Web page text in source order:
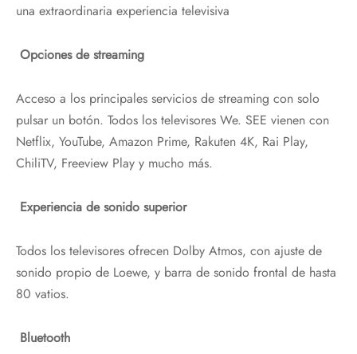
una extraordinaria experiencia televisiva
Opciones de streaming
Acceso a los principales servicios de streaming con solo
pulsar un botón. Todos los televisores We. SEE vienen con
Netflix, YouTube, Amazon Prime, Rakuten 4K, Rai Play,
ChiliTV, Freeview Play y mucho más.
Experiencia de sonido superior
Todos los televisores ofrecen Dolby Atmos, con ajuste de
sonido propio de Loewe, y barra de sonido frontal de hasta
80 vatios.
Bluetooth